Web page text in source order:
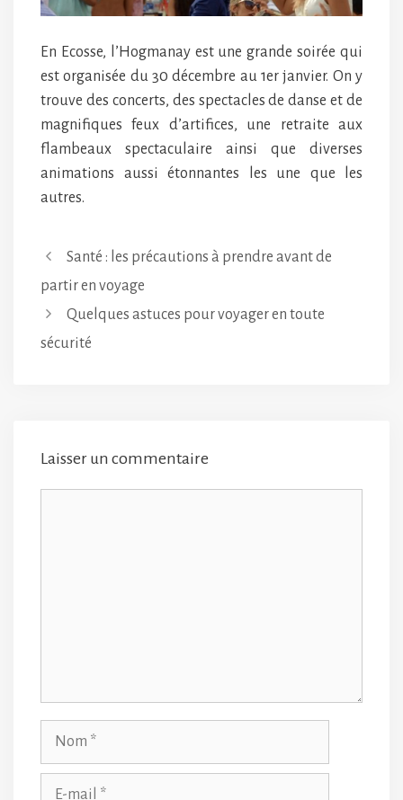
En Ecosse, l’Hogmanay est une grande soirée qui
est organisée du 30 décembre au 1er janvier. On y
trouve des concerts, des spectacles de danse et de
magnifiques feux d’artifices, une retraite aux
flambeaux spectaculaire ainsi que diverses
animations aussi étonnantes les une que les
autres.
Santé : les précautions à prendre avant de
partir en voyage
Quelques astuces pour voyager en toute
sécurité
Laisser un commentaire